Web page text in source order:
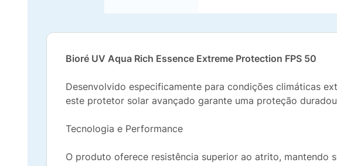
Bioré UV Aqua Rich Essence Extreme Protection FPS 50
Desenvolvido especificamente para condições climáticas
este protetor solar avançado garante uma proteção
Tecnologia e Performance
O produto oferece resistência superior ao atrito,